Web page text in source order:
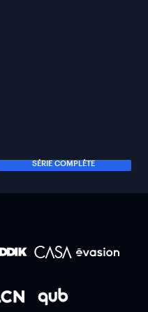
SÉRIE COMPLÈTE